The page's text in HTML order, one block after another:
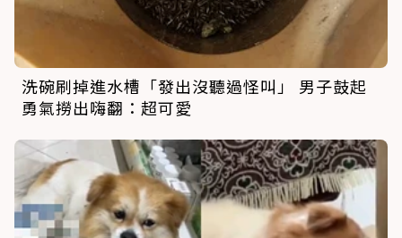
洗碗刷掉進水槽「發出沒聽過怪叫」 男子鼓起
勇氣撈出嗨翻：超可愛